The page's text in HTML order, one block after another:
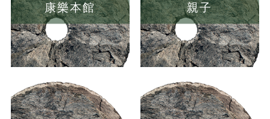
康樂本館 親子